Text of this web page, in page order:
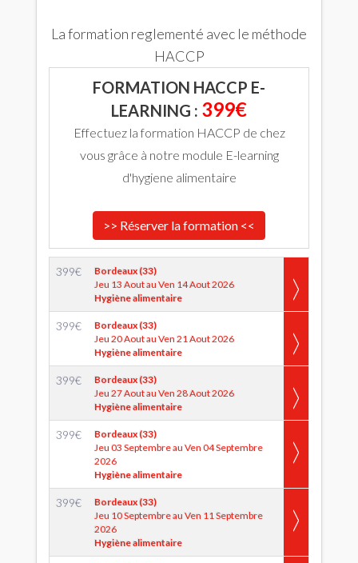
La formation reglementé avec le méthode
HACCP
FORMATION HACCP E-
LEARNING : 399€
Effectuez la formation HACCP de chez
vous grâce à notre module E-learning
d'hygiene alimentaire
>> Réserver la formation <<
399€
Bordeaux (33)
Jeu 13 Aout au Ven 14 Aout 2026
Hygiène alimentaire
399€
Bordeaux (33)
Jeu 20 Aout au Ven 21 Aout 2026
Hygiène alimentaire
399€
Bordeaux (33)
Jeu 27 Aout au Ven 28 Aout 2026
Hygiène alimentaire
399€
Bordeaux (33)
Jeu 03 Septembre au Ven 04 Septembre
2026
Hygiène alimentaire
399€
Bordeaux (33)
Jeu 10 Septembre au Ven 11 Septembre
2026
Hygiène alimentaire